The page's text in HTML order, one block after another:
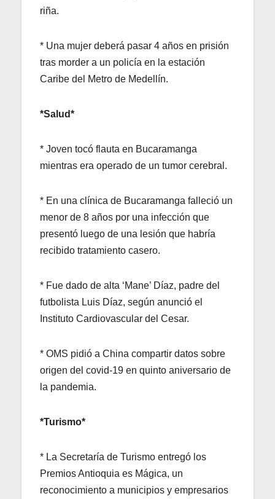
riña.
* Una mujer deberá pasar 4 años en prisión
tras morder a un policía en la estación
Caribe del Metro de Medellín.
*Salud*
* Joven tocó flauta en Bucaramanga
mientras era operado de un tumor cerebral.
* En una clínica de Bucaramanga falleció un
menor de 8 años por una infección que
presentó luego de una lesión que habría
recibido tratamiento casero.
* Fue dado de alta ‘Mane’ Díaz, padre del
futbolista Luis Díaz, según anunció el
Instituto Cardiovascular del Cesar.
* OMS pidió a China compartir datos sobre
origen del covid-19 en quinto aniversario de
la pandemia.
*Turismo*
* La Secretaría de Turismo entregó los
Premios Antioquia es Mágica, un
reconocimiento a municipios y empresarios